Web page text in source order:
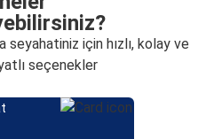
seyahatiniz için hızlı, kolay ve
seçenekler